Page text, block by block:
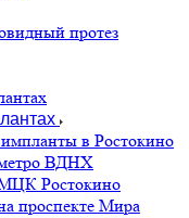
протез
в Ростокино
метро ВДНХ
Ростокино
проспекте Мира